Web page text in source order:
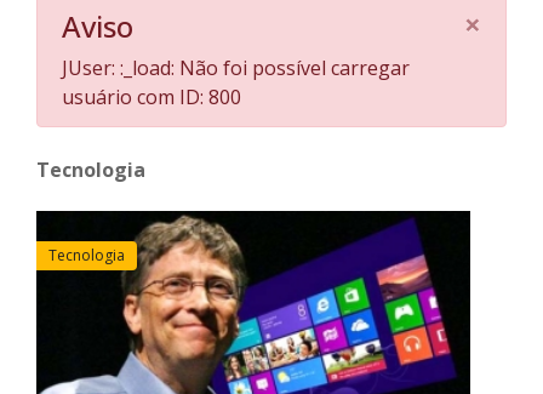
×
Aviso
JUser: :_load: Não foi possível carregar
usuário com ID: 800
Tecnologia
Tecnologia